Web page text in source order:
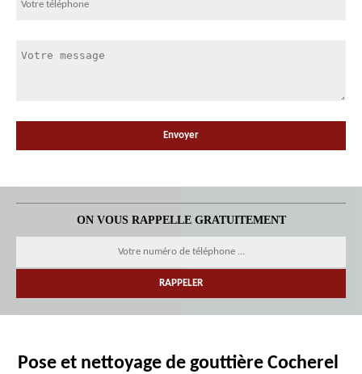
ON VOUS RAPPELLE GRATUITEMENT
Pose et nettoyage de gouttière Cocherel